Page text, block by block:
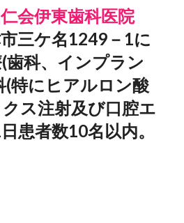
会伊東歯科医院
市三ケ名1249－1に
歯科、インプラン
特にヒアルロン酸
ス注射及び口腔エ
患者数10名以内。